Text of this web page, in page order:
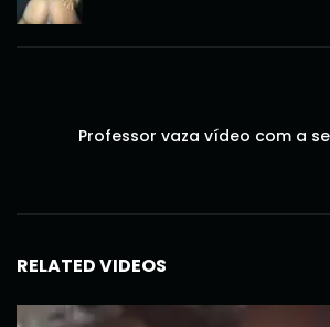
Professor vaza vídeo com a
RELATED VIDEOS